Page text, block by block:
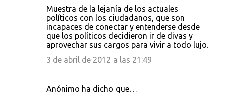
Muestra de la lejanía de los actuales
políticos con los ciudadanos, que son
incapaces de conectar y entenderse desde
que los políticos decidieron ir de divas y
aprovechar sus cargos para vivir a todo lujo.
3 de abril de 2012 a las 21:49
Anónimo ha dicho que…